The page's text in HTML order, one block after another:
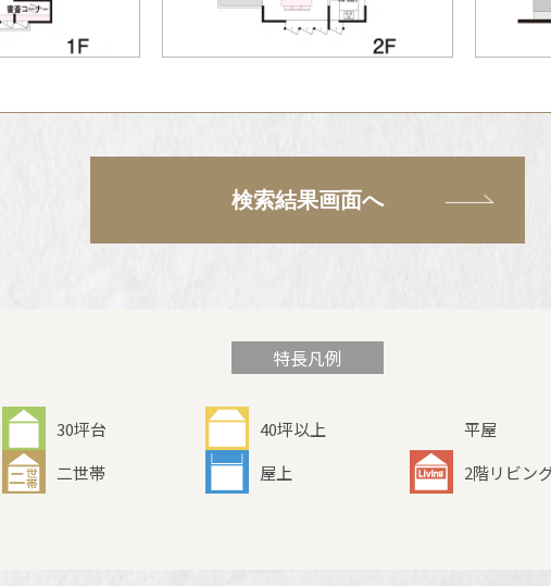
検索結果画面へ
特長凡例
30坪台 40坪以上
平屋
二世帯 屋上
2階リビン